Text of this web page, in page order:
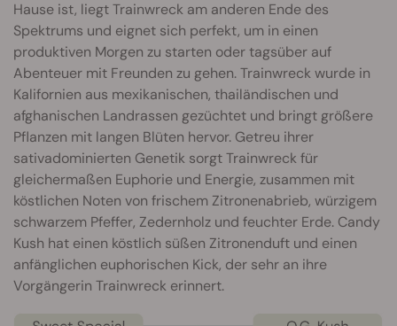
Hause ist, liegt Trainwreck am anderen Ende des
Spektrums und eignet sich perfekt, um in einen
produktiven Morgen zu starten oder tagsüber auf
Abenteuer mit Freunden zu gehen. Trainwreck wurde in
Kalifornien aus mexikanischen, thailändischen und
afghanischen Landrassen gezüchtet und bringt größere
Pflanzen mit langen Blüten hervor. Getreu ihrer
sativadominierten Genetik sorgt Trainwreck für
gleichermaßen Euphorie und Energie, zusammen mit
köstlichen Noten von frischem Zitronenabrieb, würzigem
schwarzem Pfeffer, Zedernholz und feuchter Erde. Candy
Kush hat einen köstlich süßen Zitronenduft und einen
anfänglichen euphorischen Kick, der sehr an ihre
Vorgängerin Trainwreck erinnert.